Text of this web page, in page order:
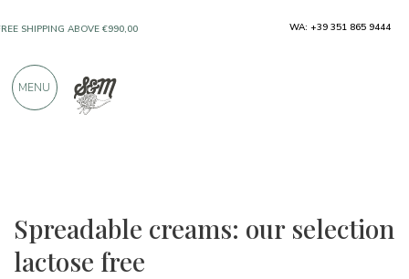
Spreadable creams: our selection
lactose free
PRODUCTS FROM EXCELLENT
900 POSITIVE REVIEWS
WA: +39 351 865 9444
MENU